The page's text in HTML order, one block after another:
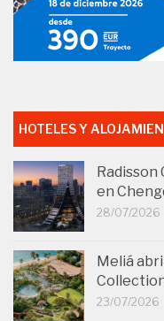
HOTELES Y
en
28/07/2026
Meliá
23/07/2026